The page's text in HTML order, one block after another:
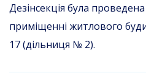
Дезінсекція була
приміщенні житлового
17 (дільниця № 2).